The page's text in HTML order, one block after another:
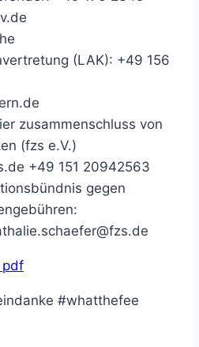
(LAK): +49 156
zusammenschluss von
(fzs e.V.)
+49 151 20942563
gegen
pdf
#whatthefee